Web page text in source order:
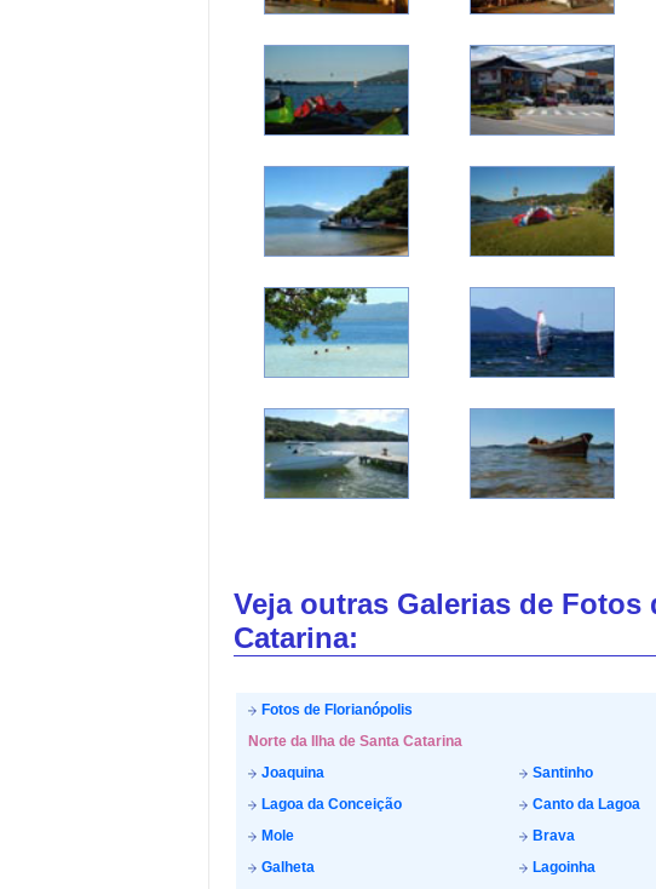
Veja outras Galerias de
Catarina:
Fotos de Florianópolis
Norte da Ilha de Santa Catarina
Joaquina
Santinho
Lagoa da Conceição
Canto da Lagoa
Mole
Brava
Galheta
Lagoinha